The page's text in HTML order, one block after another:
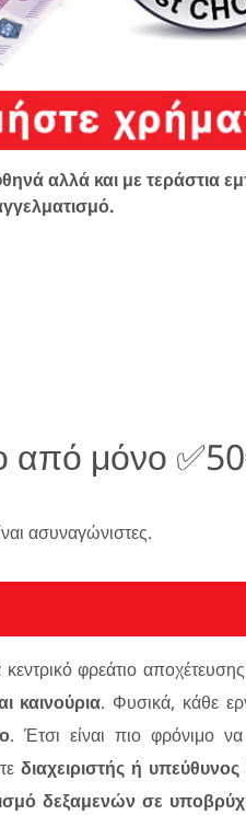
αλλά και με τεράστια
από μόνο
ασυναγώνιστες.
κεντρικό φρεάτιο
καινούρια. Φυσικά, κάθε
. Έτσι είναι πιο φρόνιμο να
διαχειριστής ή
δεξαμενών σε